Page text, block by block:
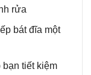
rửa
bát đĩa một
tiết kiệm